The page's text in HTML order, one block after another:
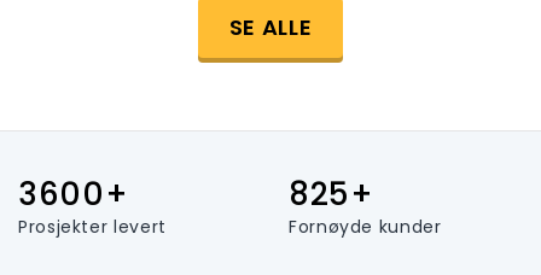
SE ALLE
3600+
Prosjekter levert
825+
Fornøyde kunder